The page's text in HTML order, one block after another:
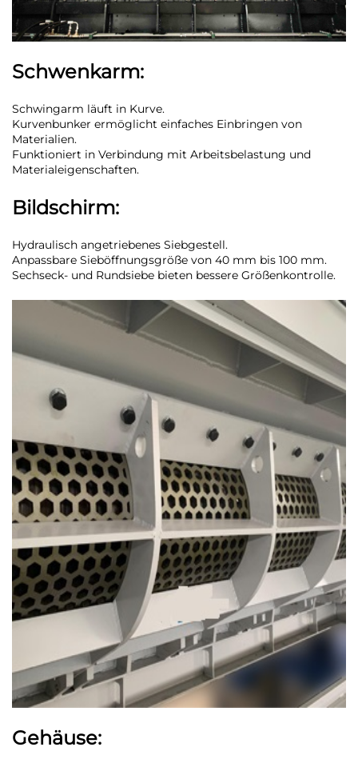
Schwenkarm:
Schwingarm läuft in Kurve.
Kurvenbunker ermöglicht einfaches Einbringen von
Materialien.
Funktioniert in Verbindung mit Arbeitsbelastung und
Materialeigenschaften.
Bildschirm:
Hydraulisch angetriebenes Siebgestell.
Anpassbare Sieböffnungsgröße von 40 mm bis 100 mm.
Sechseck- und Rundsiebe bieten bessere Größenkontrolle.
Gehäuse: